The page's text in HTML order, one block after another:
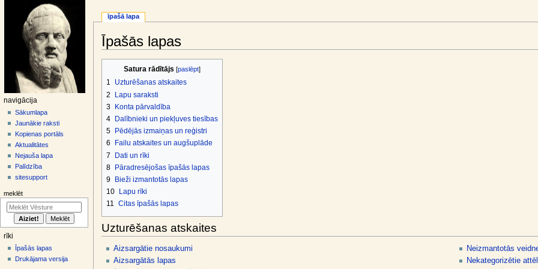
Īpašās lapas
navigation
search
Satura rādītājs
1
Uzturēšanas atskaites
2
Lapu saraksti
3 Konta pārvaldība
4
Dalībnieki un piekļuves tiesības
5
Pēdējās izmaiņas un reģistri
6
Failu atskaites un augšuplāde
7
Dati un rīki
8 Pāradresējošas īpašās lapas
9
Bieži izmantotās lapas
10
Lapu rīki
11 Citas īpašās lapas
Uzturēšanas atskaites
Aizsargātie nosaukumi
Aizsargātās lapas
Neizmantotās
Nekategorizētie
N
s
īpašā lapa
navigācija
Sākumlapa
Jaunākie raksti
Kopienas portāls
Aktualitātes
Nejauša lapa
Palīdzība
sitesupport
meklēt
rīki
Īpašās lapas
Drukājama versija